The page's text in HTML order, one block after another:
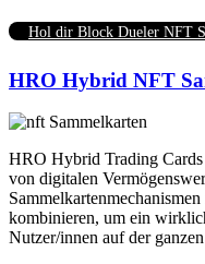
Hol dir Block Dueler NFT
HRO Hybrid NFT
HRO Hybrid Trading
von digitalen
kombinieren, um ein
Nutzer/innen auf der